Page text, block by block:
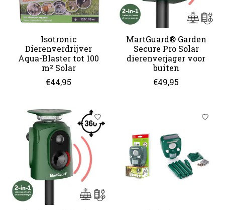
Isotronic
Dierenverdrijver
Aqua-Blaster tot 100
m² Solar
€44,95
MartGuard® Garden
Secure Pro Solar
dierenverjager voor
buiten
€49,95